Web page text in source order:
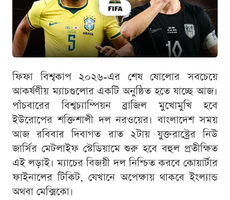
ফিফা বিশ্বকাপ ২০২৬-এর শেষ ষোলোর সবচেয়ে
আকর্ষণীয় ম্যাচগুলোর একটি অনুষ্ঠিত হতে যাচ্ছে আজ।
পাঁচবারের বিশ্বচ্যাম্পিয়ন ব্রাজিল মুখোমুখি হবে
ইউরোপের শক্তিশালী দল নরওয়ের। বাংলাদেশ সময়
আজ রবিবার দিবাগত রাত ২টায় যুক্তরাষ্ট্রের নিউ
জার্সির মেটলাইফ স্টেডিয়ামে শুরু হবে বহুল প্রতীক্ষিত
এই লড়াই। ম্যাচের বিজয়ী দল নিশ্চিত করবে কোয়ার্টার
ফাইনালের টিকিট, যেখানে অপেক্ষায় থাকবে ইংল্যান্ড
অথবা মেক্সিকো।